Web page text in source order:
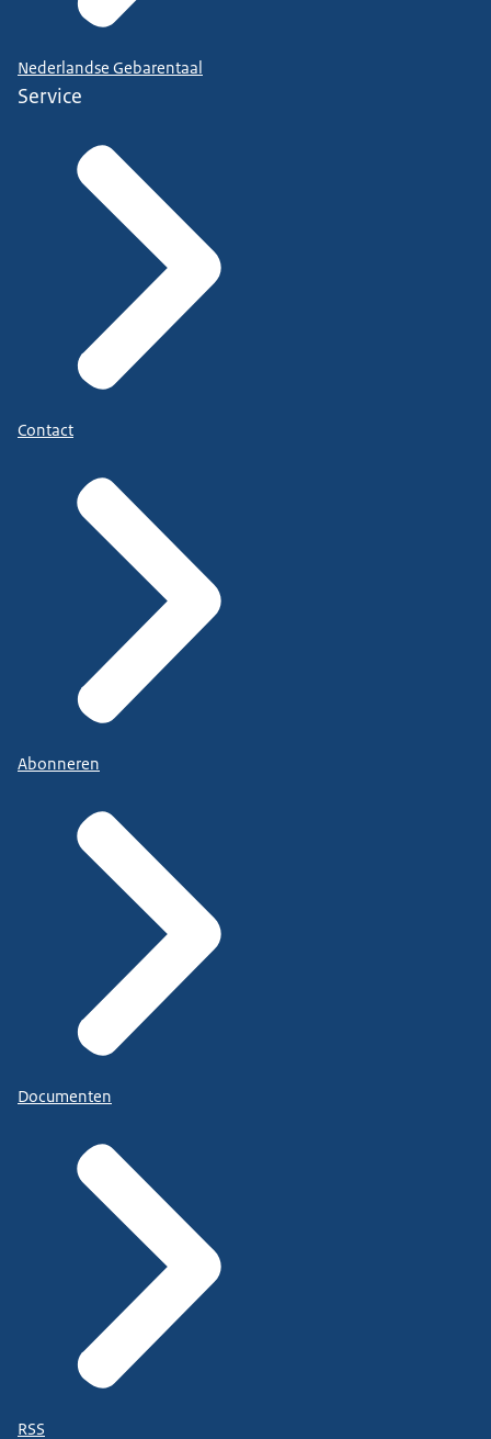
Nederlandse Gebarentaal
Service
Contact
Abonneren
Documenten
RSS